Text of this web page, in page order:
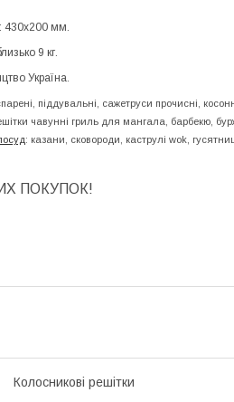
430х200 мм.
9 кг.
Україна.
піддувальні, сажетруси прочисні,
чавунні гриль для мангала, барбекю,
: казани, сковороди, каструлі wok,
ПОКУПОК!
Колосникові решітки